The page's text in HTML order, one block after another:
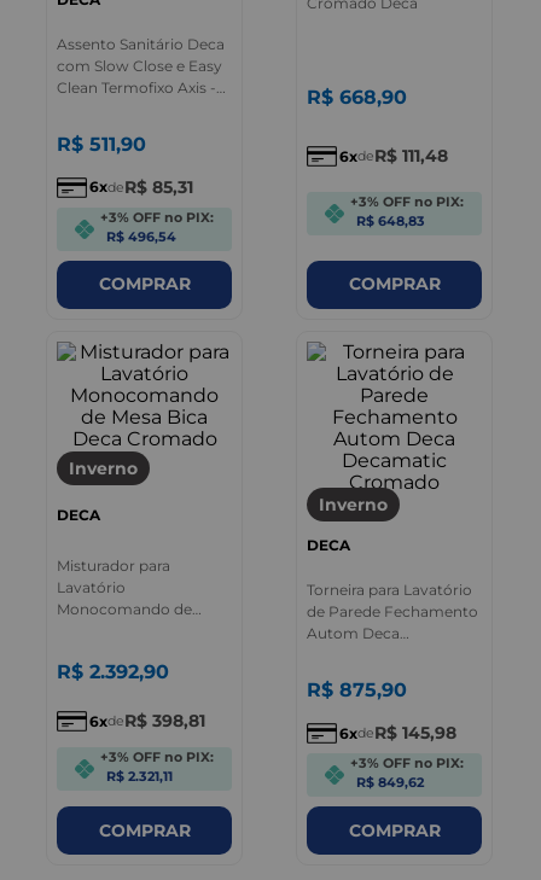
Assento Sanitário Deca
com Slow Close e Easy
Clean Termofixo Axis -
R$ 511,90
6 deR$ 85,31
+3% OFF no PIX:
R$ 496,54
COMPRAR
R$ 668,90
6 deR$ 111,48
+3% OFF no PIX:
R$ 648,83
COMPRAR
Inverno
DECA
Misturador para
Lavatório
Monocomando de
R$ 2.392,90
6 deR$ 398,81
+3% OFF no PIX:
R$ 2.321,11
COMPRAR
Inverno
DECA
Torneira para Lavatório
de Parede Fechamento
Autom Deca
R$ 875,90
6 deR$ 145,98
+3% OFF no PIX:
R$ 849,62
COMPRAR